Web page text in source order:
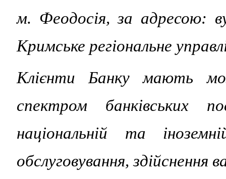
м. Феодосія, за адресою:
Кримське регіональне
Клієнти Банку мають
спектром банківських
національній та
обслуговування, здійснення